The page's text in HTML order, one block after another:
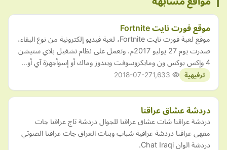
موقع فورت نايت Fortnite
موقع لعبة فورت نايت Fortnite، لعبة فيديو إلكترونية من نوع البقاء،
صدرت يوم 27 يوليو 2017م، وتعمل على نظام تشغيل بلاي ستيشن
4 وإكس بوكس ون ومايكروسوفت ويندوز وماك أو إسوأجهزة آي أو…
ترفيهية 2018-07-27
دردشة عشاق عراقنا
دردشة عراقنا شات عشاق عراقنا للجوال دردشة تاج عراقنا جات
مقهى عراقنا دردشة عراقية شباب وبنات العراق جات عراقنا الصوتي
دردشة الوان Chat Iraqi.